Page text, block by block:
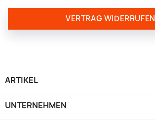
VERTRAG WIDERRUFEN
ARTIKEL
UNTERNEHMEN